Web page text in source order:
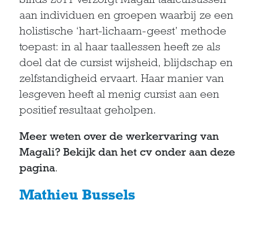
aan individuen en groepen waarbij ze een
holistische ‘hart-lichaam-geest’ methode
toepast: in al haar taallessen heeft ze als
doel dat de cursist wijsheid, blijdschap en
zelfstandigheid ervaart. Haar manier van
lesgeven heeft al menig cursist aan een
positief resultaat geholpen.
Meer weten over de werkervaring van
Magali? Bekijk dan het cv onder aan deze
pagina.
Mathieu Bussels